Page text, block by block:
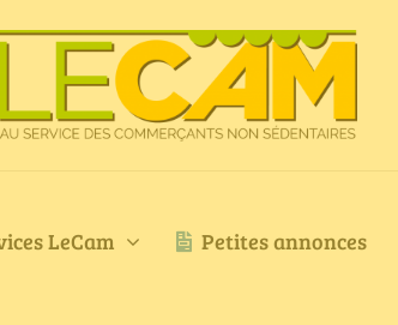
LeCam Petites annonces